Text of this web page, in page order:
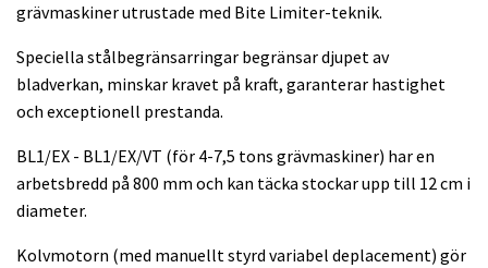
grävmaskiner utrustade med Bite Limiter-teknik.
Speciella stålbegränsarringar begränsar djupet av
bladverkan, minskar kravet på kraft, garanterar hastighet
och exceptionell prestanda.
BL1/EX - BL1/EX/VT (för 4-7,5 tons grävmaskiner) har en
arbetsbredd på 800 mm och kan täcka stockar upp till 12 cm i
diameter.
Kolvmotorn (med manuellt styrd variabel deplacement) gör